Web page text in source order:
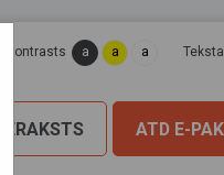
kontrasts a a a
ATD E-
PIERAKSTS